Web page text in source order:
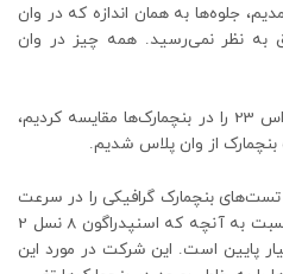
جلوه‌ها به همان اندازه که در وان
به نظر نمی‌رسید. همه چیز در وان
وان پلاس 11 و سامسونگ گلکسی اس 23 را در بنچمارک‌ها مقایسه کردیم،
از وان پلاس شدیم.
بنچمارک گرافیکی را در سرعت
60 فریم بر ثانیه قفل می‌کند، که نسبت به آنچه که اسنپدراگون 8 نسل 2
پایین است. این شرکت در مورد این